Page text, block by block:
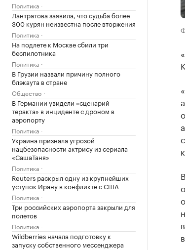
Политика
Лантратова заявила, что судьба более
300 курян неизвестна после вторжения
Политика
На подлете к Москве сбили три
беспилотника
Политика
В Грузии назвали причину полного
блэкаута в стране
Общество
В Германии увидели «сценарий
теракта» в инциденте с дроном в
аэропорту
Политика
Украина признала угрозой
нацбезопасности актрису из сериала
«СашаТаня»
Политика
Reuters раскрыл одну из крупнейших
уступок Ирану в конфликте с США
Политика
Три российских аэропорта закрыли для
полетов
Политика
Wildberries начала подготовку к
запуску собственного мессенджера